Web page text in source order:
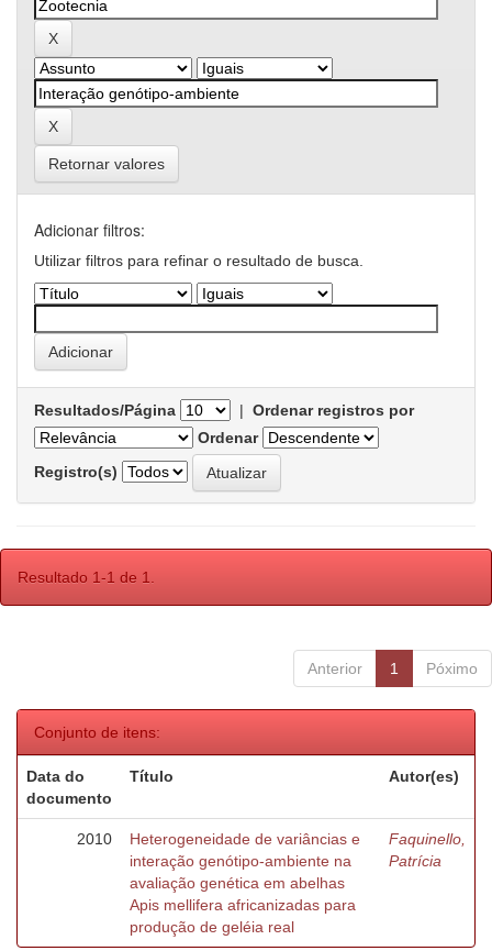
Retornar valores
Adicionar filtros:
Utilizar filtros para refinar o resultado de busca.
Resultados/Página | Ordenar registros por
Ordenar
Registro(s)
Resultado 1-1 de 1.
Anterior 1 Póximo
Conjunto de itens:
Data do
documento
Título Autor(es)
2010
Heterogeneidade de variâncias e
interação genótipo-ambiente na
avaliação genética em abelhas
Apis mellifera africanizadas para
produção de geléia real
Faquinello,
Patrícia